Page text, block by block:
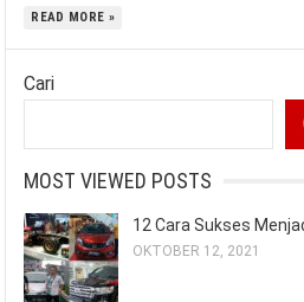
READ MORE »
Cari
MOST VIEWED POSTS
12 Cara Sukses
OKTOBER 12, 2021